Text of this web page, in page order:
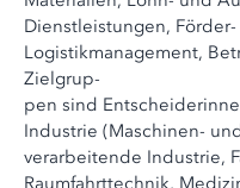
Dienstleistungen,
Logistikmanagement,
Zielgrup-
pen sind
Industrie (Maschinen-
verarbeitende Industrie,
Raumfahrttechnik,